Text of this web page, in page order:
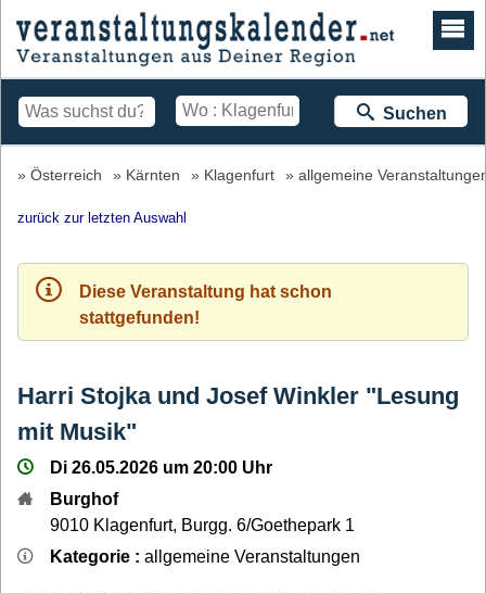
Suchen
Österreich Kärnten Klagenfurt allgemeine
zurück zur letzten Auswahl
Diese Veranstaltung hat schon
stattgefunden!
Harri Stojka und Josef Winkler "Lesung
mit Musik"
Di 26.05.2026 um 20:00 Uhr
Burghof
9010 Klagenfurt, Burgg. 6/Goethepark 1
Kategorie : allgemeine Veranstaltungen